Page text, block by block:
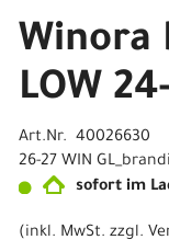
Winora
LOW
Art.Nr. 40026630
26-27 WIN
sofort im
(inkl. MwSt. zzgl.